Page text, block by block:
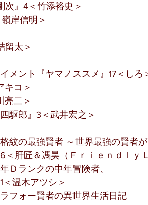
』4＜竹添裕史＞
岸信明＞
太＞
ント『ヤマノススメ』17＜しろ
コ＞
二＞
郎』3＜武井宏之＞
の最強賢者 ～世界最強の賢者が
肝匠＆馮昊（Ｆｒｉｅｎｄｌｙ
ランクの中年冒険者、
温木アツシ＞
ォー賢者の異世界生活日記